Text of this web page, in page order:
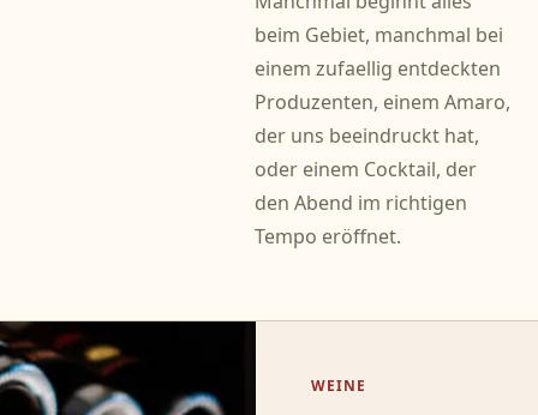
beim Gebiet, manchmal bei
einem zufaellig entdeckten
Produzenten, einem Amaro,
der uns beeindruckt hat,
oder einem Cocktail, der
den Abend im richtigen
Tempo eröffnet.
WEINE